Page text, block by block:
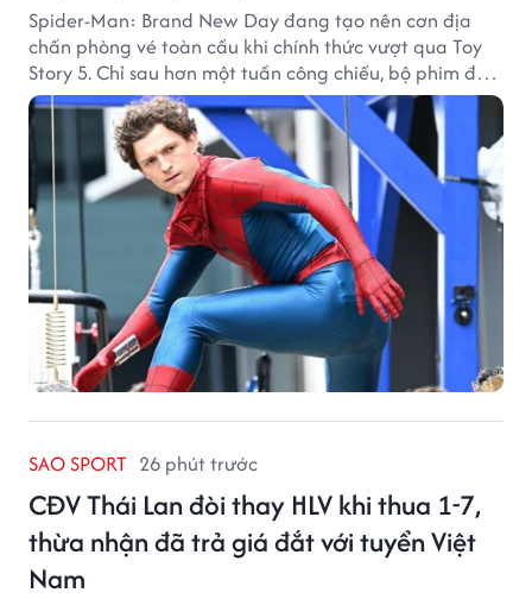
Spider-Man: Brand New Day đang tạo nên cơn địa
chấn phòng vé toàn cầu khi chính thức vượt qua Toy
Story 5. Chỉ sau hơn một tuần công chiếu, bộ phim đã
thu về hơn 30.000 tỷ đồng và trở thành tác phẩm ăn
khách nhất năm 2026.
SAO SPORT 26 phút trước
CĐV Thái Lan đòi thay HLV khi thua 1-7,
thừa nhận đã trả giá đắt với tuyển Việt
Nam